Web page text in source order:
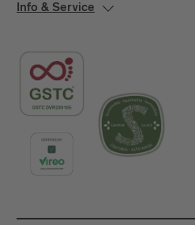
Info & Service